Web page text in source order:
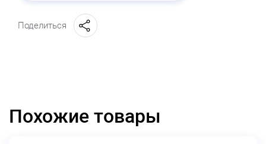
Поделиться
Похожие товары